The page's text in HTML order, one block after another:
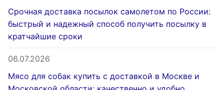
Срочная доставка посылок самолетом по России:
быстрый и надежный способ получить посылку в
кратчайшие сроки
06.07.2026
Мясо для собак купить с доставкой в Москве и